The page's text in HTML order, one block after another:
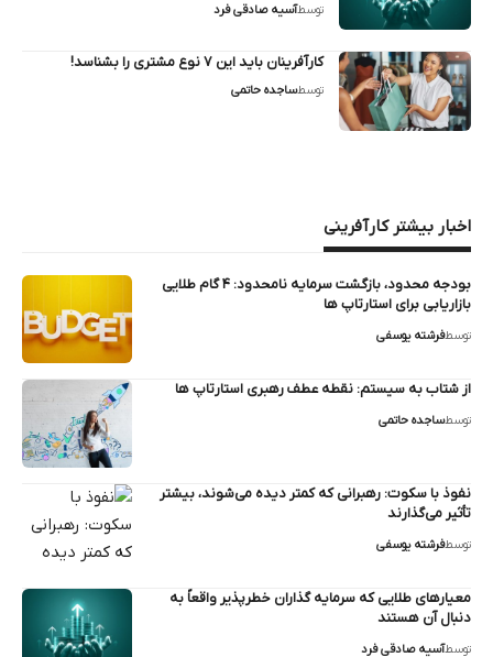
توسطآسیه صادقی فرد
کارآفرینان باید این ۷ نوع مشتری را بشناسد!
توسطساجده حاتمی
اخبار بیشتر کارآفرینی
بودجه محدود، بازگشت سرمایه نامحدود: ۴ گام طلایی
بازاریابی برای استارتاپ‌ ها
توسطفرشته یوسفی
از شتاب به سیستم: نقطه عطف رهبری استارتاپ‌ ها
توسطساجده حاتمی
نفوذ با سکوت: رهبرانی که کمتر دیده می‌شوند، بیشتر
تأثیر می‌گذارند
توسطفرشته یوسفی
معیارهای طلایی که سرمایه‌ گذاران خطرپذیر واقعاً به
دنبال آن هستند
توسطآسیه صادقی فرد